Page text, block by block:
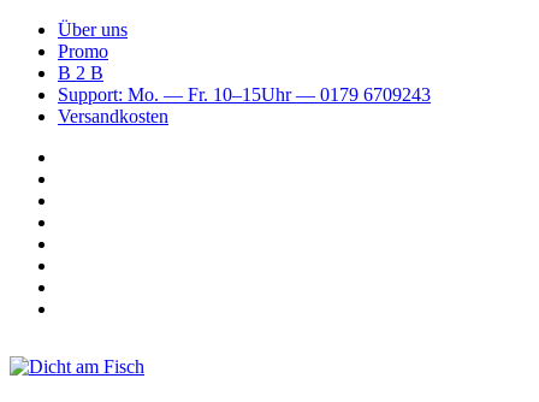
Über uns
Promo
B 2 B
Support: Mo. — Fr. 10–15Uhr — 0179 6709243
Versandkosten